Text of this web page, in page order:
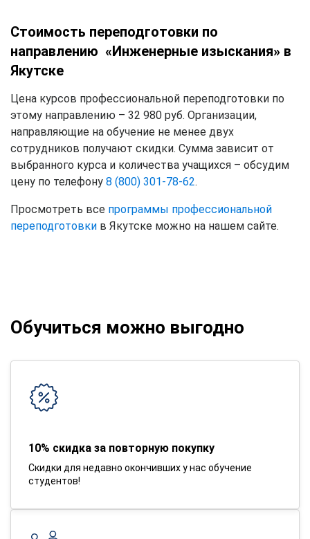
Стоимость переподготовки по
направлению «Инженерные изыскания» в
Якутске
Цена курсов профессиональной переподготовки по
этому направлению – 32 980 руб. Организации,
направляющие на обучение не менее двух
сотрудников получают скидки. Сумма зависит от
выбранного курса и количества учащихся – обсудим
цену по телефону 8 (800) 301-78-62.
Просмотреть все программы профессиональной
переподготовки в Якутске можно на нашем сайте.
Обучиться можно выгодно
10% скидка за повторную покупку
Скидки для недавно окончивших у нас обучение
студентов!